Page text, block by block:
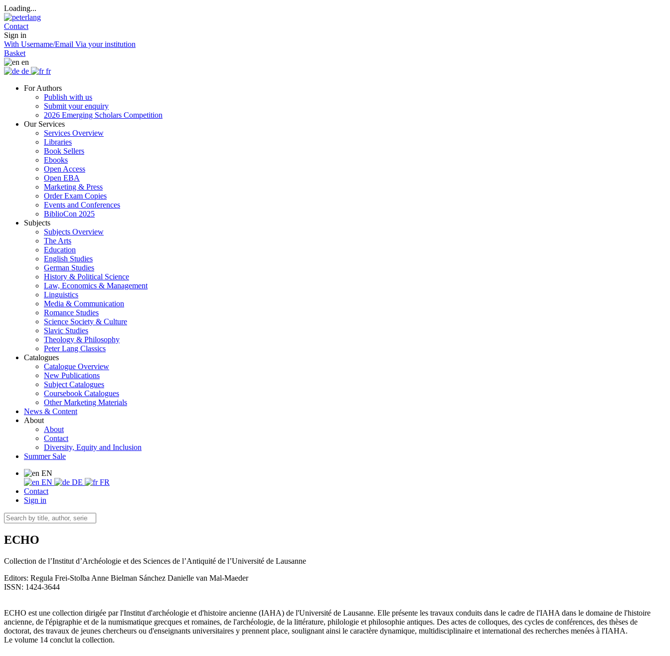
Loading...
Contact
Sign in
With Username/Email Via your institution
Basket
en
de
fr
For Authors
Publish with us
Submit your enquiry
2026 Emerging Scholars Competition
Our Services
Services Overview
Libraries
Book Sellers
Ebooks
Open Access
Open EBA
Marketing & Press
Order Exam Copies
Events and Conferences
BiblioCon 2025
Subjects
Subjects Overview
The Arts
Education
English Studies
German Studies
History & Political Science
Law, Economics & Management
Linguistics
Media & Communication
Romance Studies
Science Society & Culture
Slavic Studies
Theology & Philosophy
Peter Lang Classics
Catalogues
Catalogue Overview
New Publications
Subject Catalogues
Coursebook Catalogues
Other Marketing Materials
News & Content
About
About
Contact
Diversity, Equity and Inclusion
Summer Sale
EN
EN
DE
FR
Contact
Sign in
ECHO
Collection de l’Institut d’Archéologie et des Sciences de l’Antiquité de l’Université de Lausanne
Editors: Regula Frei-Stolba Anne Bielman Sánchez Danielle van Mal-Maeder
ISSN: 1424-3644
ECHO est une collection dirigée par l'Institut d'archéologie et d'histoire ancienne (IAHA) de l'Université de Lausanne. Elle présente les travaux conduits dans le cadre de l'IAHA dans le domaine de l'histoire
ancienne, de l'épigraphie et de la numismatique grecques et romaines, de l'archéologie, de la littérature, philologie et philosophie antiques. Des actes de colloques, des cycles de conférences, des thèses de
doctorat, des travaux de jeunes chercheurs ou d'enseignants universitaires y prennent place, soulignant ainsi le caractère dynamique, multidisciplinaire et international des recherches menées à l'IAHA.
Le volume 14 conclut la collection.